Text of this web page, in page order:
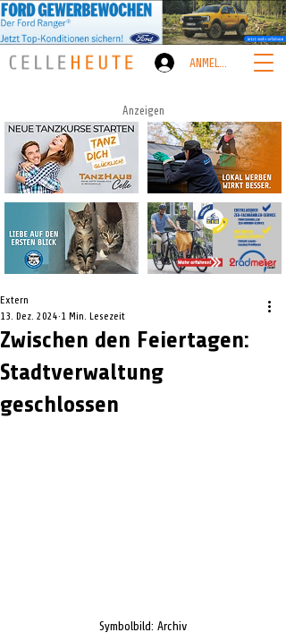
ANMELDEN
Anzeigen
Zwischen den Feiertagen:
Stadtverwaltung
geschlossen
Extern
13. Dez. 2024 1 Min. Lesezeit
Symbolbild: Archiv